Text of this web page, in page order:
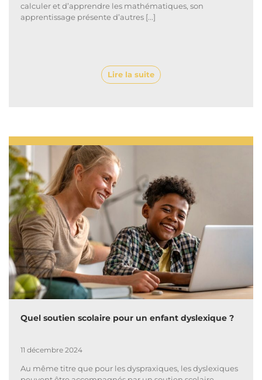
calculer et d’apprendre les mathématiques, son
apprentissage présente d’autres [...]
Lire la suite
Quel soutien scolaire pour un enfant dyslexique ?
11 décembre 2024
Au même titre que pour les dyspraxiques, les dyslexiques